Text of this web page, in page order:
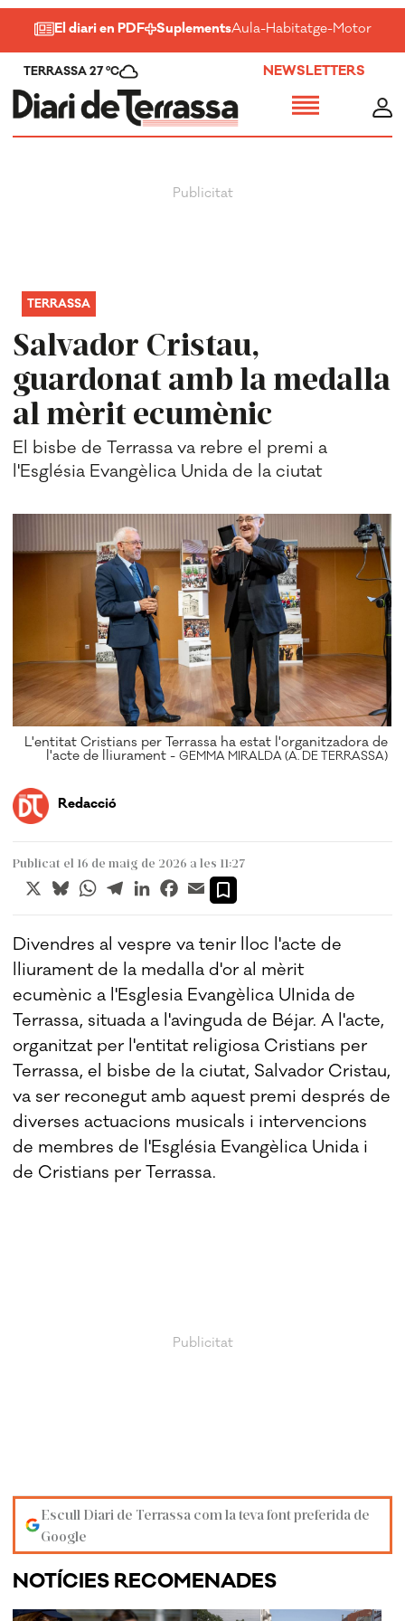
El diari en PDF SuplementsAula-Habitatge-Motor-
TERRASSA 27 ºC NEWSLETTERS
Salvador Cristau,
guardonat amb la medalla
al mèrit ecumènic
TERRASSA
El bisbe de Terrassa va rebre el premi a
l'Església Evangèlica Unida de la ciutat
L'entitat Cristians per Terrassa ha estat l'organitzadora de
l'acte de lliurament -GEMMA MIRALDA (A. DE TERRASSA)
Redacció
Publicat el 16 de maig de 2026 a les 11:27
X BlueskyWhatsApp
TelegramLinkedInFacebook
Email
Divendres al vespre va tenir lloc l'acte de
lliurament de la medalla d'or al mèrit
ecumènic a l'Esglesia Evangèlica UInida de
Terrassa, situada a l'avinguda de Béjar. A l'acte,
organitzat per l'entitat religiosa Cristians per
Terrassa, el bisbe de la ciutat, Salvador Cristau,
va ser reconegut amb aquest premi després de
diverses actuacions musicals i intervencions
de membres de l'Església Evangèlica Unida i
de Cristians per Terrassa.
Escull Diari de Terrassa com la teva font preferida de
Google
NOTÍCIES RECOMENADES